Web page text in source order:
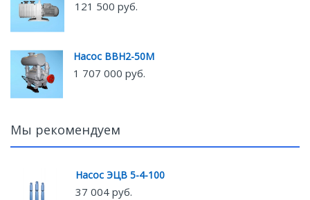
121 500 руб.
Насос ВВН2-50М
1 707 000 руб.
Мы рекомендуем
Насос ЭЦВ 5-4-100
37 004 руб.